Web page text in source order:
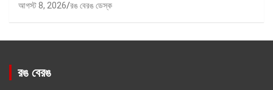
আগস্ট 8, 2026 রঙ বেরঙ ডেস্ক
রঙ বেরঙ